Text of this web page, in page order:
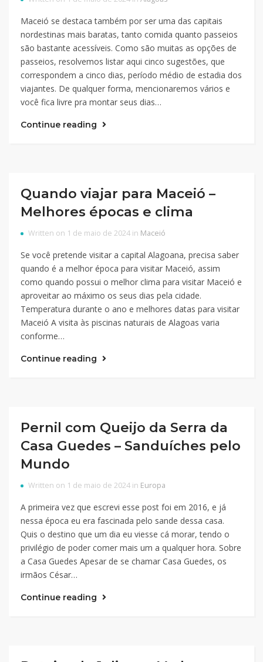
Maceió se destaca também por ser uma das capitais
nordestinas mais baratas, tanto comida quanto passeios
são bastante acessíveis. Como são muitas as opções de
passeios, resolvemos listar aqui cinco sugestões, que
correspondem a cinco dias, período médio de estadia dos
viajantes. De qualquer forma, mencionaremos vários e
você fica livre pra montar seus dias…
Continue reading
Quando viajar para Maceió –
Melhores épocas e clima
Written on 1 de maio de 2024 in Maceió
Se você pretende visitar a capital Alagoana, precisa saber
quando é a melhor época para visitar Maceió, assim
como quando possui o melhor clima para visitar Maceió e
aproveitar ao máximo os seus dias pela cidade.
Temperatura durante o ano e melhores datas para visitar
Maceió A visita às piscinas naturais de Alagoas varia
conforme…
Continue reading
Pernil com Queijo da Serra da
Casa Guedes – Sanduíches pelo
Mundo
Written on 1 de maio de 2024 in Europa
A primeira vez que escrevi esse post foi em 2016, e já
nessa época eu era fascinada pelo sande dessa casa.
Quis o destino que um dia eu viesse cá morar, tendo o
privilégio de poder comer mais um a qualquer hora. Sobre
a Casa Guedes Apesar de se chamar Casa Guedes, os
irmãos César…
Continue reading